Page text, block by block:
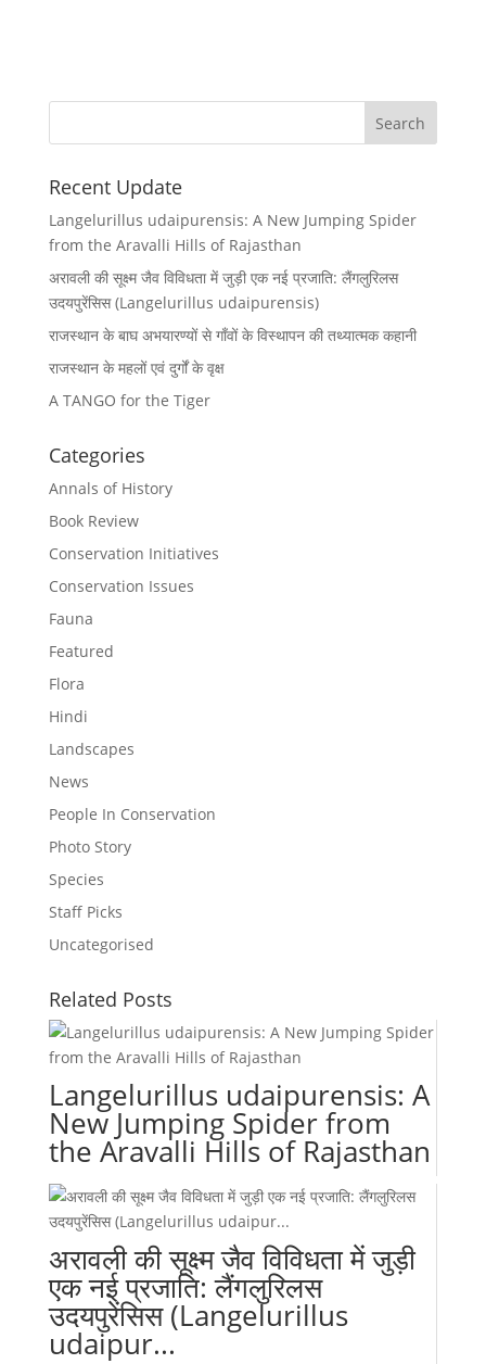
Recent Update
Langelurillus udaipurensis: A New Jumping Spider
from the Aravalli Hills of Rajasthan
अरावली की सूक्ष्म जैव विविधता में जुड़ी एक नई प्रजाति: लैंगलुरिलस
उदयपुरेंसिस (Langelurillus udaipurensis)
राजस्थान के बाघ अभयारण्यों से गाँवों के विस्थापन की तथ्यात्मक कहानी
राजस्थान के महलों एवं दुर्गों के वृक्ष
A TANGO for the Tiger
Categories
Annals of History
Book Review
Conservation Initiatives
Conservation Issues
Fauna
Featured
Flora
Hindi
Landscapes
News
People In Conservation
Photo Story
Species
Staff Picks
Uncategorised
Related Posts
Langelurillus udaipurensis: A
New Jumping Spider from
the Aravalli Hills of Rajasthan
अरावली की सूक्ष्म जैव विविधता में जुड़ी
एक नई प्रजाति: लैंगलुरिलस
उदयपुरेंसिस (Langelurillus
udaipur...